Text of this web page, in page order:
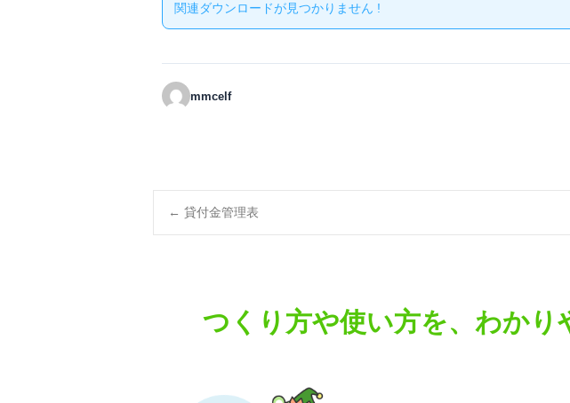
関連ダウンロードが見つかりません !
mmcelf
Post
← 貸付金管理表
つくり方や使い方を、わか